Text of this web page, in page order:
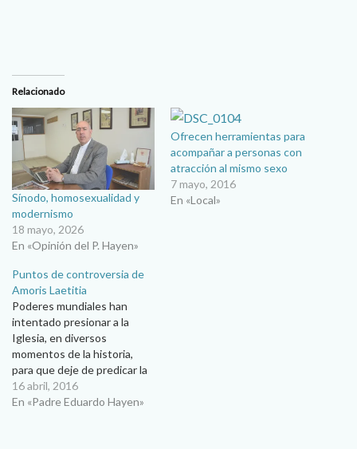
Relacionado
Sínodo, homosexualidad y
modernismo
18 mayo, 2026
En «Opinión del P. Hayen»
Ofrecen herramientas para
acompañar a personas con
atracción al mismo sexo
7 mayo, 2016
En «Local»
Puntos de controversia de
Amoris Laetitia
Poderes mundiales han
intentado presionar a la
Iglesia, en diversos
momentos de la historia,
para que deje de predicar la
doctrina de Jesucristo.
Durante el Sínodo de los
16 abril, 2016
En «Padre Eduardo Hayen»